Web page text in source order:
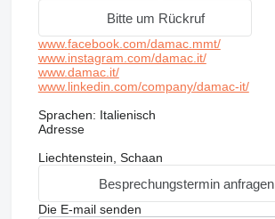
Bitte um Rückruf
www.facebook.com/damac.mmt/
www.instagram.com/damac.it/
www.damac.it/
www.linkedin.com/company/damac-it/
Sprachen: Italienisch
Adresse
Liechtenstein, Schaan
Besprechungstermin anfragen
Die E-mail senden